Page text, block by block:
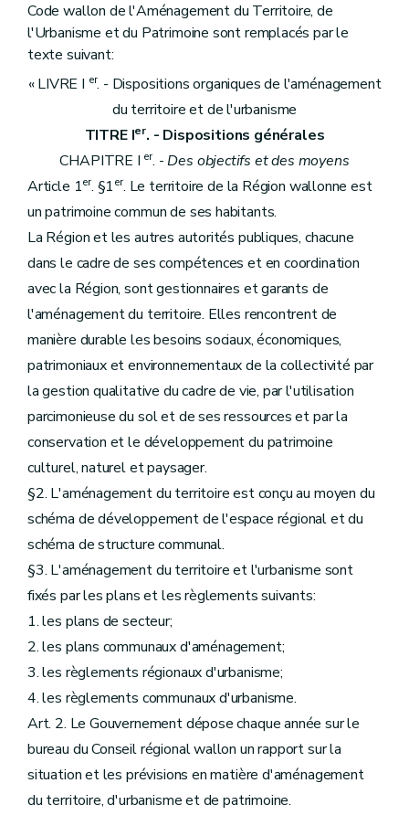
Code wallon de l'Aménagement du Territoire, de
l'Urbanisme et du Patrimoine sont remplacés par le
texte suivant:
« LIVRE I er. - Dispositions organiques de l'aménagement
du territoire et de l'urbanisme
TITRE Ier. - Dispositions générales
CHAPITRE I er. -Des objectifs et des moyens
Article 1er. §1er. Le territoire de la Région wallonne est
un patrimoine commun de ses habitants.
La Région et les autres autorités publiques, chacune
dans le cadre de ses compétences et en coordination
avec la Région, sont gestionnaires et garants de
l'aménagement du territoire. Elles rencontrent de
manière durable les besoins sociaux, économiques,
patrimoniaux et environnementaux de la collectivité par
la gestion qualitative du cadre de vie, par l'utilisation
parcimonieuse du sol et de ses ressources et par la
conservation et le développement du patrimoine
culturel, naturel et paysager.
§2. L'aménagement du territoire est conçu au moyen du
schéma de développement de l'espace régional et du
schéma de structure communal.
§3. L'aménagement du territoire et l'urbanisme sont
fixés par les plans et les règlements suivants:
1. les plans de secteur;
2. les plans communaux d'aménagement;
3. les règlements régionaux d'urbanisme;
4. les règlements communaux d'urbanisme.
Art. 2. Le Gouvernement dépose chaque année sur le
bureau du Conseil régional wallon un rapport sur la
situation et les prévisions en matière d'aménagement
du territoire, d'urbanisme et de patrimoine.